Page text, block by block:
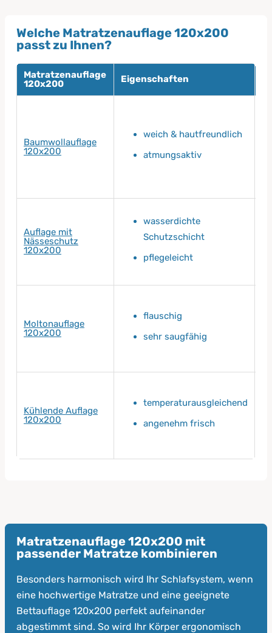
Welche Matratzenauflage 120x200
passt zu Ihnen?
Matratzenauflage
120x200
Eigenschaften
Baumwollauflage
120x200
weich & hautfreundlich
atmungsaktiv
Auflage mit
Nässeschutz
120x200
wasserdichte
Schutzschicht
pflegeleicht
Moltonauflage
120x200
flauschig
sehr saugfähig
Kühlende Auflage
120x200
temperaturausgleichend
angenehm frisch
Matratzenauflage 120x200 mit
passender Matratze kombinieren
Besonders harmonisch wird Ihr Schlafsystem, wenn
eine hochwertige Matratze und eine geeignete
Bettauflage 120x200 perfekt aufeinander
abgestimmt sind. So wird Ihr Körper ergonomisch